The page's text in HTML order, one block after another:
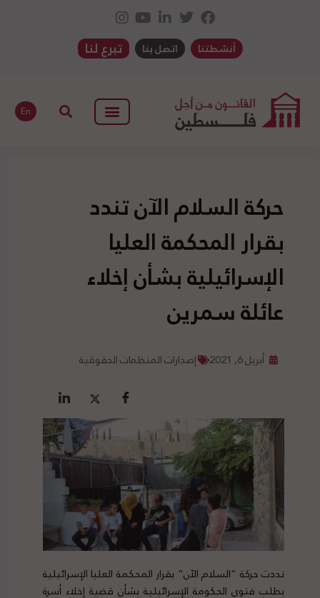
أنشطتنا اتصل بنا تبرع لنا
En
حركة السلام الآن تندد
بقرار المحكمة العليا
الإسرائيلية بشأن إخلاء
عائلة سمرين
أبريل 6, 2021 إصدارات المنظمات الحقوقية
نددت حركة “السلام الآن” بقرار المحكمة العليا الإسرائيلية
بطلب فتوى الحكومة الإسرائيلية بشأن قضية إخلاء أسرة